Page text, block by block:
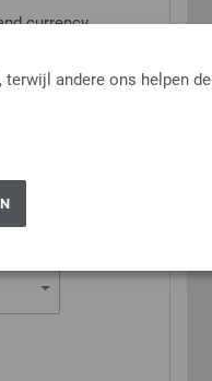
currency.
andere ons helpen de
LINARTE
Naalddikte: 4 - 4,5
€
$